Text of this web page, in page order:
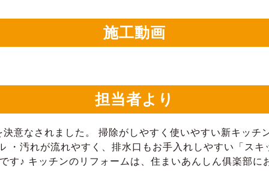
施工動画
担当者より
意なされました。 掃除がしやすく使いやすい新キッ
・汚れが流れやすく、排水口もお手入れしやすい「ス
す♪ キッチンのリフォームは、住まいあんしん俱楽部に